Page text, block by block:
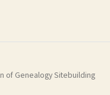
of Genealogy Sitebuilding